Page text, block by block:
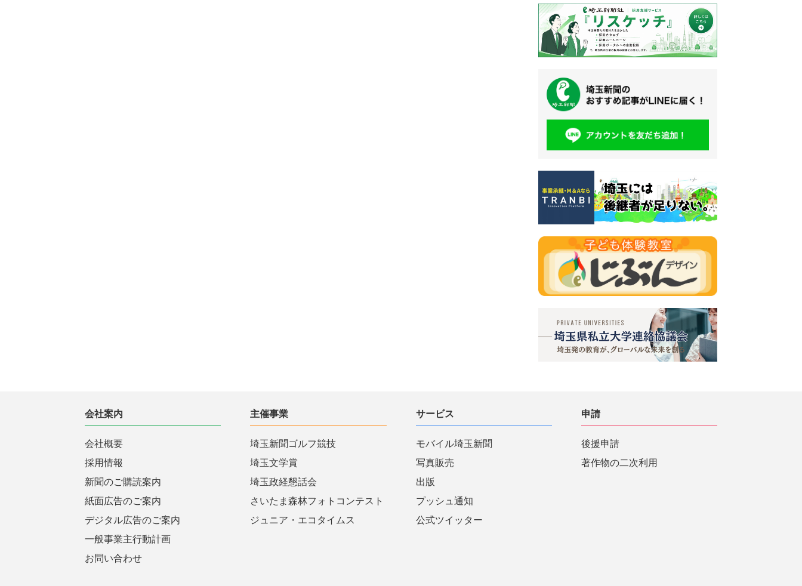
会社案内
会社概要
採用情報
新聞のご購読案内
紙面広告のご案内
デジタル広告のご案内
一般事業主行動計画
お問い合わせ
主催事業
埼玉新聞ゴルフ競技
埼玉文学賞
埼玉政経懇話会
さいたま森林フォトコンテスト
ジュニア・エコタイムス
サービス
モバイル埼玉新聞
写真販売
出版
プッシュ通知
公式ツイッター
申請
後援申請
著作物の二次利用